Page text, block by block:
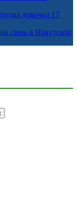
девочки 17
связь в Иркутской